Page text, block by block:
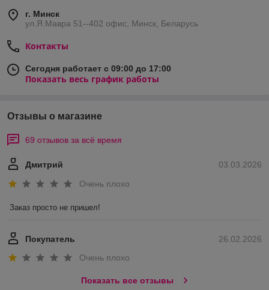
г. Минск
ул.Я.Мавра 51--402 офис, Минск, Беларусь
Контакты
Сегодня работает с 09:00 до 17:00
Показать весь график работы
Отзывы о магазине
69 отзывов за всё время
03.03.2026
Дмитрий
Очень плохо
Заказ просто не пришел!
26.02.2026
Покупатель
Очень плохо
Показать все отзывы